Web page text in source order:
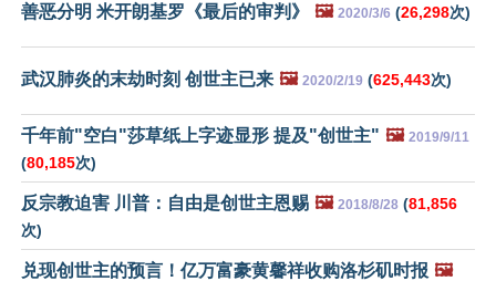
善恶分明 米开朗基罗《最后的审判》 🖼️ 2020/3/6 (26,298次)
武汉肺炎的末劫时刻 创世主已来 🖼️ 2020/2/19 (625,443次)
千年前"空白"莎草纸上字迹显形 提及"创世主" 🖼️ 2019/9/11
(80,185次)
反宗教迫害 川普：自由是创世主恩赐 🖼️ 2018/8/28 (81,856
次)
兑现创世主的预言！亿万富豪黄馨祥收购洛杉矶时报 🖼️